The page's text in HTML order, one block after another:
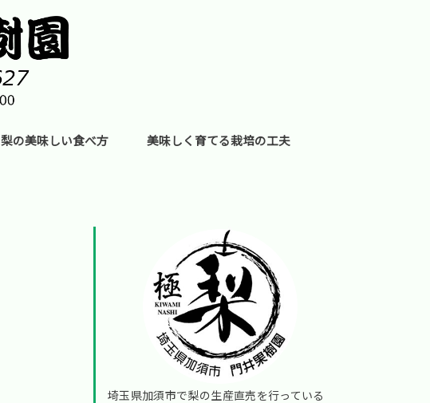
梨の美味しい食べ方 美味しく育てる栽培の工夫
埼玉県加須市で梨の生産直売を行っている